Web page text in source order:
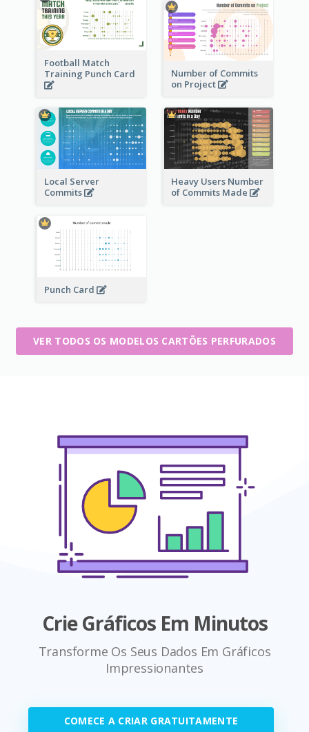
Football Match
Training Punch Card
Number of Commits
on Project
Local Server
Commits
Heavy Users Number
of Commits Made
Punch Card
VER TODOS OS MODELOS CARTÕES PERFURADOS
Crie Gráficos Em Minutos
Transforme Os Seus Dados Em Gráficos
Impressionantes
COMECE A CRIAR GRATUITAMENTE